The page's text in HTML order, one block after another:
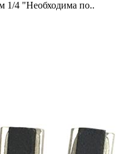
1/4 "Необходима по..